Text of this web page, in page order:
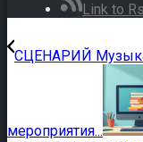
Link to
СЦЕНАРИЙ
мероприятия...